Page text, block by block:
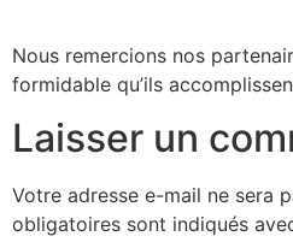
Nous remercions nos
formidable qu’ils
Laisser un
Votre adresse e-mail ne sera
obligatoires sont indiqués